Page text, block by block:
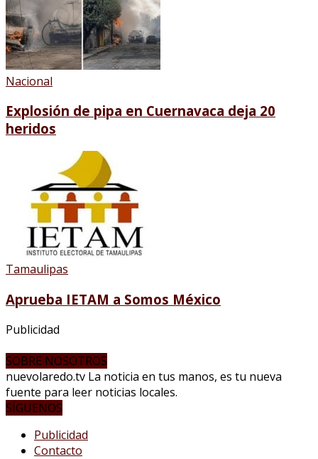
Nacional
Explosión de pipa en Cuernavaca deja 20
heridos
Tamaulipas
Aprueba IETAM a Somos México
Publicidad
SOBRE NOSOTROS
nuevolaredo.tv La noticia en tus manos, es tu nueva
fuente para leer noticias locales.
SÍGUENOS
Publicidad
Contacto